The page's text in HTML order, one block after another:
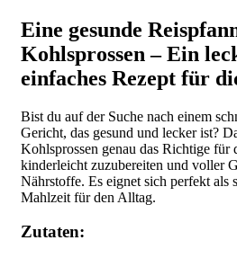
Eine gesunde
Kohlsprossen – Ein
einfaches Rezept für
Bist du auf der Suche nach einem
Gericht, das gesund und lecker ist?
Kohlsprossen genau das Richtige für
kinderleicht zuzubereiten und voller
Nährstoffe. Es eignet sich perfekt als
Mahlzeit für den Alltag.
Zutaten: